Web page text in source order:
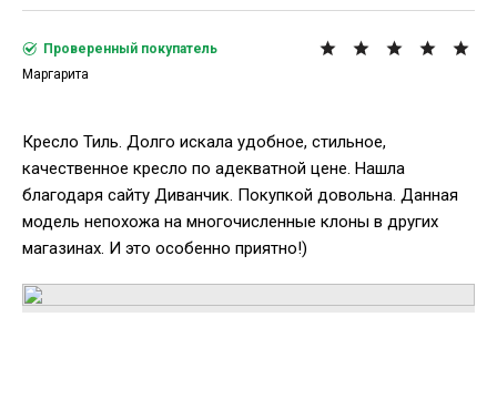
Кресло Тиль. Долго искала удобное, стильное,
качественное кресло по адекватной цене. Нашла
благодаря сайту Диванчик. Покупкой довольна. Данная
модель непохожа на многочисленные клоны в других
магазинах. И это особенно приятно!)
Проверенный покупатель
Маргарита